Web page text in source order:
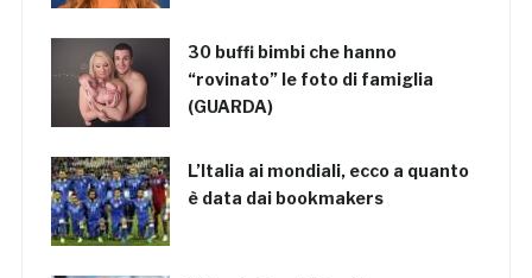
30 buffi bimbi che hanno
“rovinato” le foto di famiglia
(GUARDA)
L’Italia ai mondiali, ecco a quanto
è data dai bookmakers